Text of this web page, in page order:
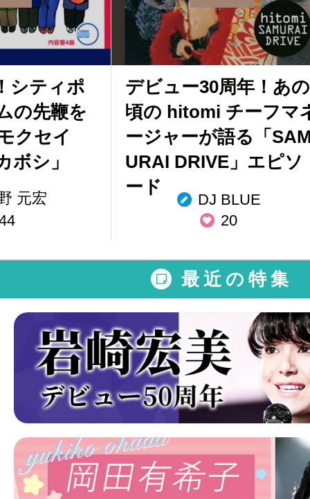
シティポ
の先鞭を
クセイ
ボシ」
元宏
デビュー30周年！あの
頃の hitomi チーフマ
ージャーが語る「
URAI DRIVE」エピソ
ード
DJ BLUE
20
最近の特集